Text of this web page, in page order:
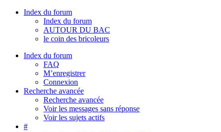
Index du forum
Index du forum
AUTOUR DU BAC
le coin des bricoleurs
Index du forum
FAQ
M’enregistrer
Connexion
Recherche avancée
Recherche avancée
Voir les messages sans réponse
Voir les sujets actifs
#